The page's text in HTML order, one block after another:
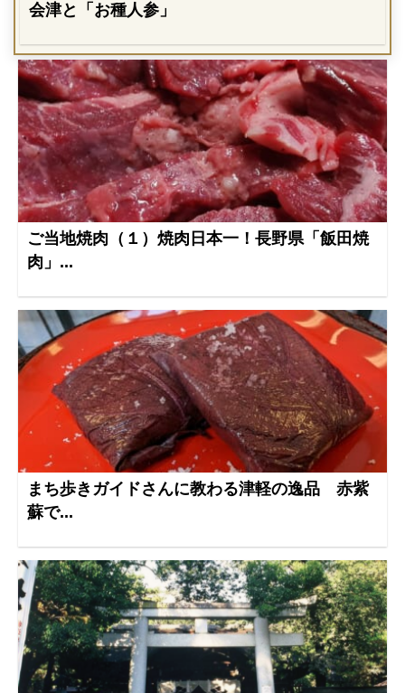
会津と「お種人参」
ご当地焼肉（１）焼肉日本一！長野県「飯田焼
肉」...
まち歩きガイドさんに教わる津軽の逸品 赤紫
蘇で...